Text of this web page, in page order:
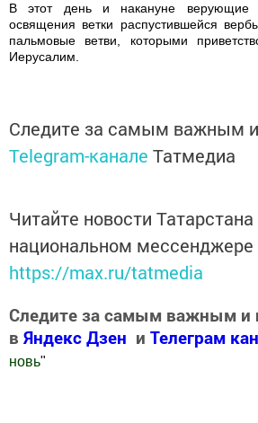
В этот день и накануне верующие
освящения ветки распустившейся
пальмовые ветви, которыми
Иерусалим.
Следите за самым важным
Telegram-канале Татмедиа
Читайте новости Татарстана
национальном
https://max.ru/tatmedia
Следите за самым важным и
в Яндекс Дзен и Телеграм
новь"